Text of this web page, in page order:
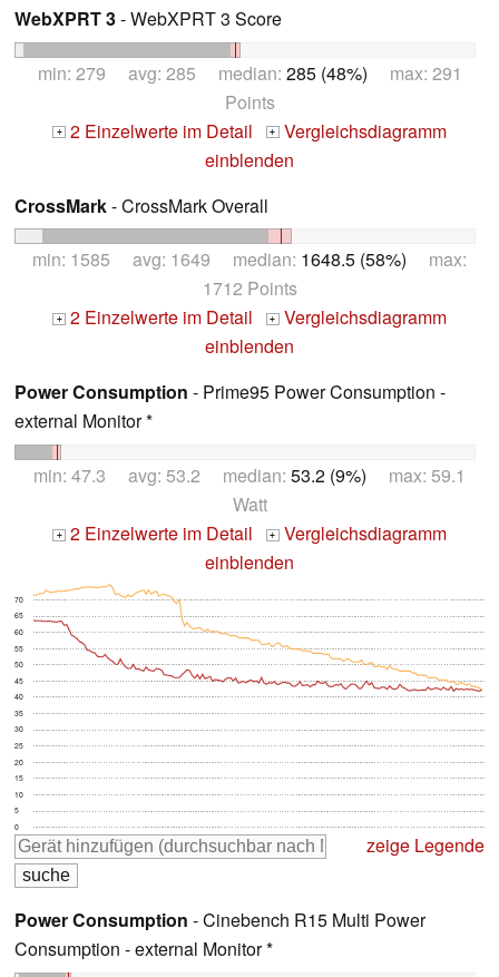
WebXPRT 3- WebXPRT 3 Score
min: 279 avg: 285 median: 285 (48%) max: 291
Points
+ 2 Einzelwerte im Detail + Vergleichsdiagramm
einblenden
CrossMark- CrossMark Overall
min: 1585 avg: 1649 median: 1648.5 (58%) max:
1712 Points
+ 2 Einzelwerte im Detail + Vergleichsdiagramm
einblenden
Power Consumption - Prime95 Power Consumption -
external Monitor *
min: 47.3 avg: 53.2 median: 53.2 (9%) max: 59.1
Watt
+ 2 Einzelwerte im Detail + Vergleichsdiagramm
einblenden
0
5
10
15
20
25
30
35
40
45
50
55
60
65
70
zeige Legende
Power Consumption - Cinebench R15 Multi Power
Consumption - external Monitor *